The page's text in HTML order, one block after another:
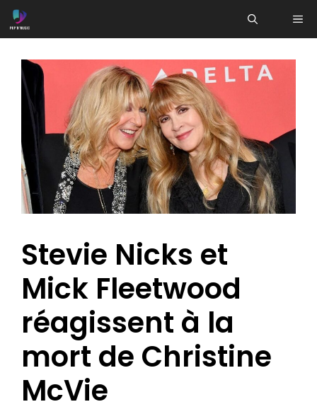
Aller
au
Stevie Nicks et
Mick Fleetwood
réagissent à la
mort de Christine
McVie